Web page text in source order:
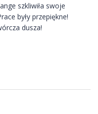
szkliwiła swoje
były przepiękne!
dusza!